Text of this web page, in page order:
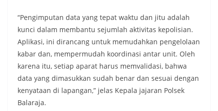
“Pengimputan data yang tepat waktu dan jitu adalah
kunci dalam membantu sejumlah aktivitas kepolisian.
Aplikasi, ini dirancang untuk memudahkan pengelolaan
kabar dan, mempermudah koordinasi antar unit. Oleh
karena itu, setiap aparat harus memvalidasi, bahwa
data yang dimasukkan sudah benar dan sesuai dengan
kenyataan di lapangan,” jelas Kepala jajaran Polsek
Balaraja.